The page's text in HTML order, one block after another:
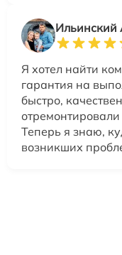
Ильинский
Я хотел найти
гарантия на
быстро,
Теперь я знаю,
возникших